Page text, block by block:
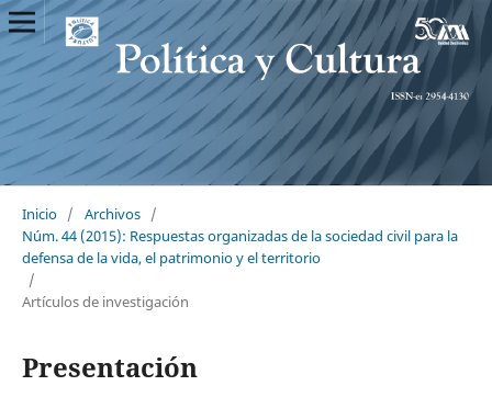
Inicio / Archivos /
Núm. 44 (2015): Respuestas organizadas de la sociedad civil para la
defensa de la vida, el patrimonio y el territorio
/
Artículos de investigación
Presentación